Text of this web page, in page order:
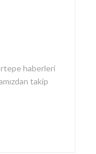
haberleri
takip